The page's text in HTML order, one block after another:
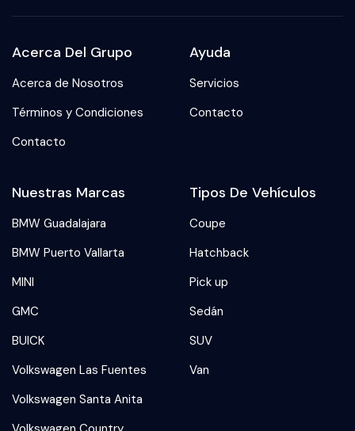
Acerca Del Grupo
Acerca de Nosotros
Términos y Condiciones
Contacto
Ayuda
Servicios
Contacto
Nuestras Marcas
BMW Guadalajara
BMW Puerto Vallarta
MINI
GMC
BUICK
Volkswagen Las Fuentes
Volkswagen Santa Anita
Tipos De Vehículos
Coupe
Hatchback
Pick up
Sedán
SUV
Van